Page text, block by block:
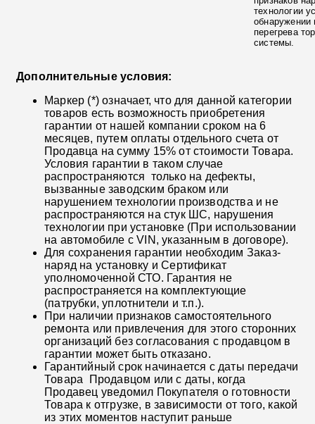
технологии
обнаружении
перегрева
системы.
Дополнительные условия:
Маркер (*) означает, что для данной категории
товаров есть возможность приобретения
гарантии от нашей компании сроком на 6
месяцев, путем оплаты отдельного счета от
Продавца на сумму 15% от стоимости Товара.
Условия гарантии в таком случае
распространяются только на дефекты,
вызванные заводским браком или
нарушением технологии производства и не
распространяются на стук ШС, нарушения
технологии при установке (При использовании
на автомобиле с VIN, указанным в договоре).
Для сохранения гарантии необходим Заказ-
наряд на установку и Сертификат
уполномоченной СТО. Гарантия не
распространяется на комплектующие
(патрубки, уплотнители и т.п.).
При наличии признаков самостоятельного
ремонта или привлечения для этого сторонних
организаций без согласования с продавцом в
гарантии может быть отказано.
Гарантийный срок начинается с даты передачи
Товара Продавцом или с даты, когда
Продавец уведомил Покупателя о готовности
Товара к отгрузке, в зависимости от того, какой
из этих моментов наступит раньше